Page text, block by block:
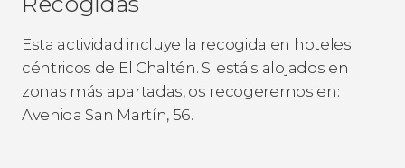
Esta actividad incluye la recogida en hoteles
céntricos de El Chaltén. Si estáis alojados en
zonas más apartadas, os recogeremos en:
Avenida San Martín, 56.